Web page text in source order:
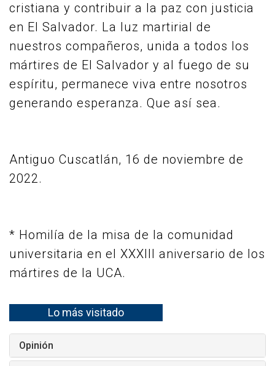
cristiana y contribuir a la paz con justicia
en El Salvador. La luz martirial de
nuestros compañeros, unida a todos los
mártires de El Salvador y al fuego de su
espíritu, permanece viva entre nosotros
generando esperanza. Que así sea.
Antiguo Cuscatlán, 16 de noviembre de
2022.
* Homilía de la misa de la comunidad
universitaria en el XXXIII aniversario de los
mártires de la UCA.
Lo más visitado
Opinión